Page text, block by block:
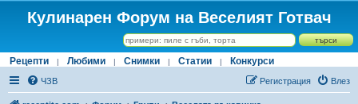
Кулинарен Форум на Веселият Готвач
Рецепти | Любими | Снимки | Статии | Конкурси
ЧЗВ Влез
Регистрация